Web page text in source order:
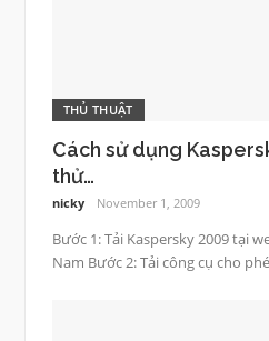
THỦ THUẬT
Cách sử dụng
thử…
nicky November 1, 2009
Bước 1: Tải Kaspersky 2009 tại
Nam Bước 2: Tải công cụ cho